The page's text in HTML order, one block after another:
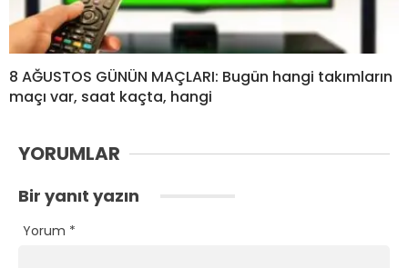
8 AĞUSTOS GÜNÜN MAÇLARI: Bugün hangi takımların
maçı var, saat kaçta, hangi
YORUMLAR
Bir yanıt yazın
Yorum *